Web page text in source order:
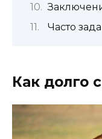
Часто
Как долго